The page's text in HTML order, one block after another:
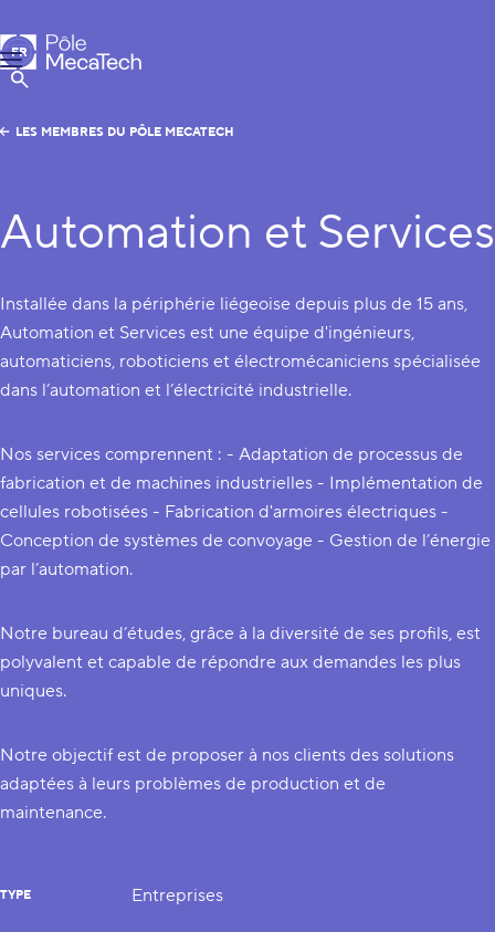
Pôle MecaTech
Menu
Afficher la Recherche
FR
EN
LES MEMBRES DU PÔLE MECATECH
Automation et Services
Installée dans la périphérie liégeoise depuis plus de 15 ans,
Automation et Services est une équipe d'ingénieurs,
automaticiens, roboticiens et électromécaniciens spécialisée
dans l’automation et l’électricité industrielle.
Nos services comprennent : - Adaptation de processus de
fabrication et de machines industrielles - Implémentation de
cellules robotisées - Fabrication d'armoires électriques -
Conception de systèmes de convoyage - Gestion de l’énergie
par l’automation.
Notre bureau d’études, grâce à la diversité de ses profils, est
polyvalent et capable de répondre aux demandes les plus
uniques.
Notre objectif est de proposer à nos clients des solutions
adaptées à leurs problèmes de production et de
maintenance.
TYPE Entreprises